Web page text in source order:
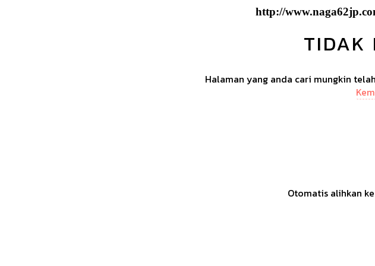
http://
TIDAK
Halaman yang anda cari mungkin
Otomatis alihkan